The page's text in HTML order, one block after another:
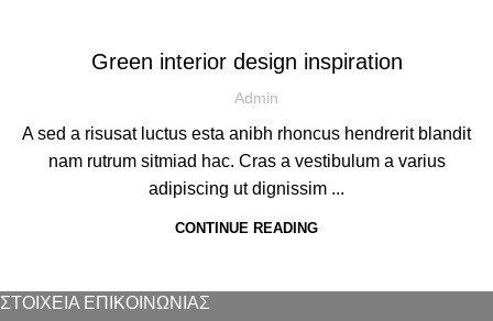
Green interior design inspiration
Admin
A sed a risusat luctus esta anibh rhoncus hendrerit blandit
nam rutrum sitmiad hac. Cras a vestibulum a varius
adipiscing ut dignissim ...
CONTINUE READING
ΣΤΟΙΧΕΙΑ ΕΠΙΚΟΙΝΩΝΙΑΣ